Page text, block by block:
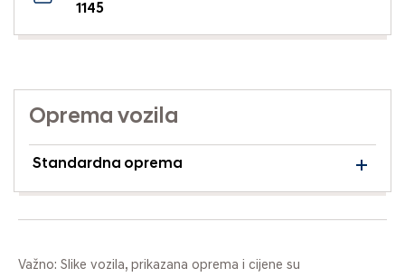
1145
Oprema vozila
Standardna oprema
Važno: Slike vozila, prikazana oprema i cijene su